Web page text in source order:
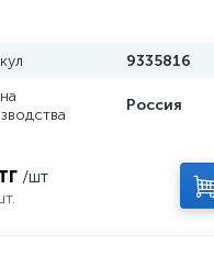
9335816
Россия
/шт